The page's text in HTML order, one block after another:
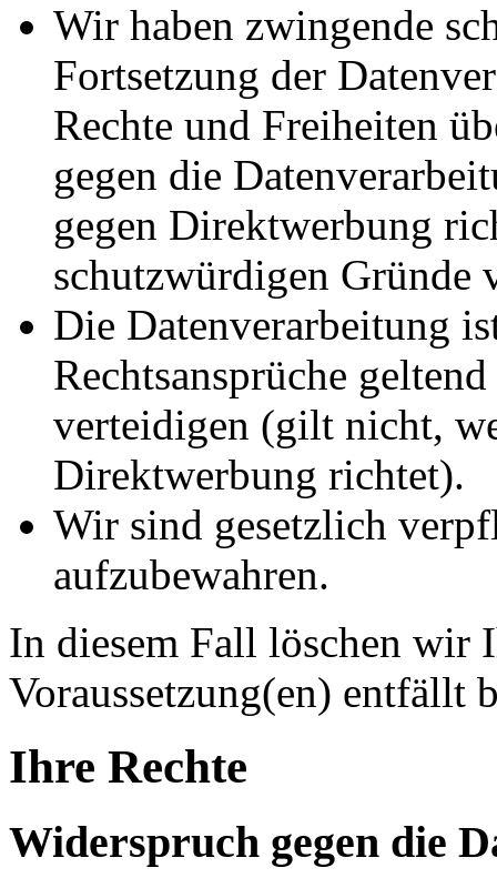
Wir haben zwingende
Fortsetzung der
Rechte und Freiheiten
gegen die
gegen Direktwerbung
schutzwürdigen Gründe
Die Datenverarbeitung
Rechtsansprüche
verteidigen (gilt nicht,
Direktwerbung richtet).
Wir sind gesetzlich
aufzubewahren.
In diesem Fall löschen wir
Voraussetzung(en) entfällt
Ihre Rechte
Widerspruch gegen die